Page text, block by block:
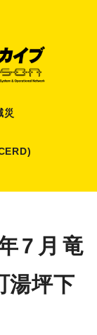
災
7月竜
湯坪下